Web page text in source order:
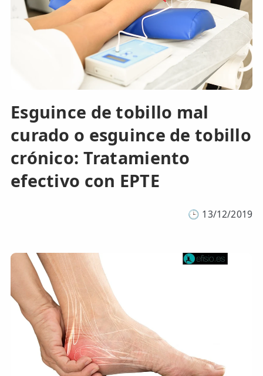
Esguince de tobillo mal
curado o esguince de tobillo
crónico: Tratamiento
efectivo con EPTE
🕒 13/12/2019